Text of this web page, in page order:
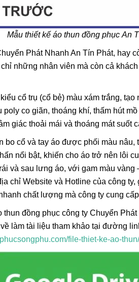
Mẫu thiết kế áo thun đồng phục An
Phát Nhanh An Tín Phát, hay
những nhân viên mà còn cả
cổ trụ (cổ bẻ) màu xám trắng,
co giãn, thoáng khí, thấm hút
giác thoải mái và thoáng mát suốt
bo cổ và tay áo được phối màu
nổi bật, khiến cho áo trở nên lôi
và sau lưng áo, với gam màu vàng
chỉ Website và Hotline của công
chất lượng mà công ty cung
đồng phục công ty Chuyển
làm tài liệu tham khảo tại đường
file-thiet-ke-ao-thun/